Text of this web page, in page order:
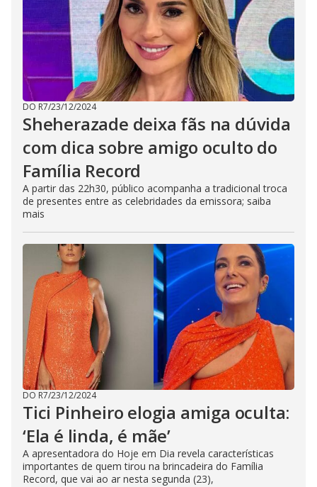
DO R7/23/12/2024
Sheherazade deixa fãs na dúvida
com dica sobre amigo oculto do
Família Record
A partir das 22h30, público acompanha a tradicional troca
de presentes entre as celebridades da emissora; saiba
mais
DO R7/23/12/2024
Tici Pinheiro elogia amiga oculta:
‘Ela é linda, é mãe’
A apresentadora do Hoje em Dia revela características
importantes de quem tirou na brincadeira do Família
Record, que vai ao ar nesta segunda (23),